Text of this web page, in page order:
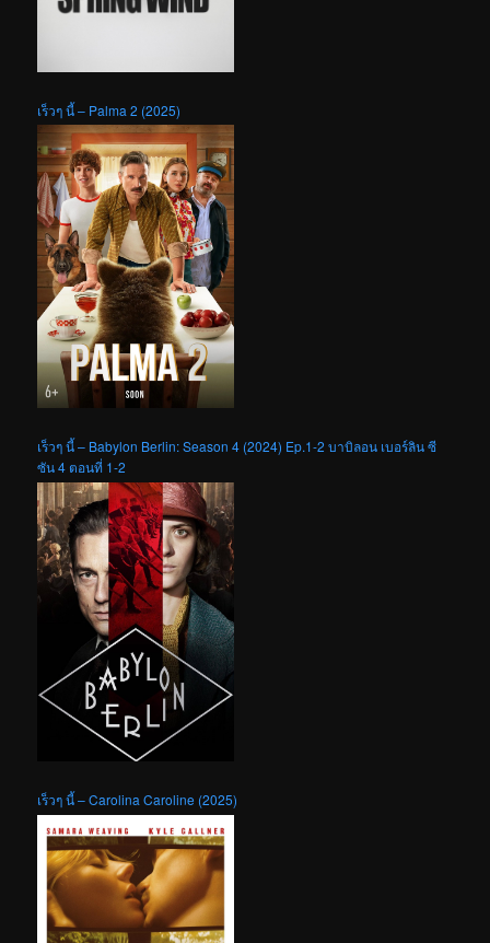
เร็วๆ นี้ – Palma 2 (2025)
เร็วๆ นี้ – Babylon Berlin: Season 4 (2024) Ep.1-2 บาบิลอน เบอร์ลิน ซี
ซัน 4 ตอนที่ 1-2
เร็วๆ นี้ – Carolina Caroline (2025)